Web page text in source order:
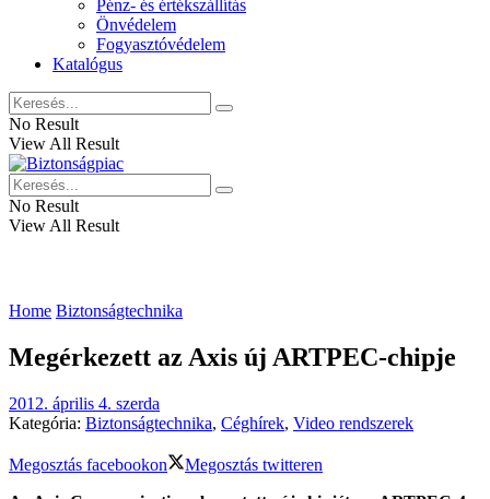
Pénz- és értékszállítás
Önvédelem
Fogyasztóvédelem
Katalógus
No Result
View All Result
No Result
View All Result
Home Biztonságtechnika
Megérkezett az Axis új ARTPEC-chipje
2012. április 4. szerda
Kategória: Biztonságtechnika, Céghírek, Video rendszerek
Megosztás facebookon
Megosztás twitteren